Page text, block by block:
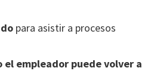
para asistir a procesos
el empleador puede volver a